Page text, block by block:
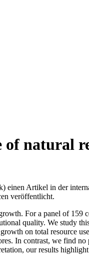
natural
Artikel in der
veröffentlicht.
For a panel of 159
quality. We study
on total resource
In contrast, we find
our results